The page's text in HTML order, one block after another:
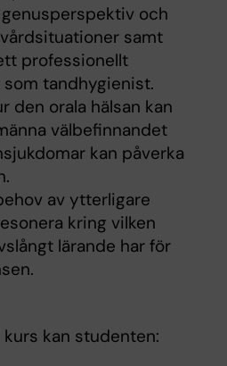
och
samt
professionellt
tandhygienist.
den orala hälsan kan
välbefinnandet
kan påverka
av ytterligare
kring vilken
lärande har för
kan studenten: